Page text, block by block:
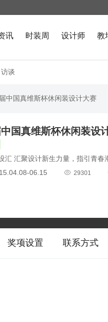
讯 时装周 设计师 教
访谈
中国真维斯杯休闲装设计大赛
国真维斯杯休闲装设
汇 汇聚设计新生力量，指引青春
06.15
 29301
奖项设置 联系方式